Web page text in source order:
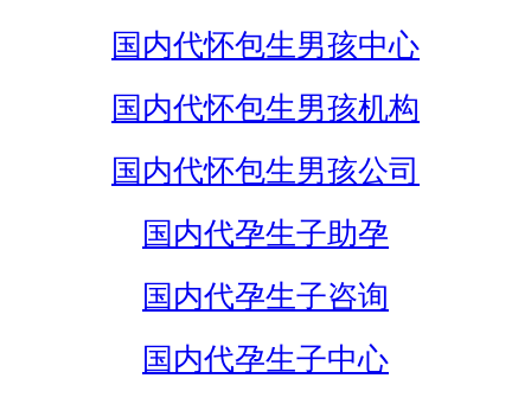
国内代怀包生男孩中心
国内代怀包生男孩机构
国内代怀包生男孩公司
国内代孕生子助孕
国内代孕生子咨询
国内代孕生子中心